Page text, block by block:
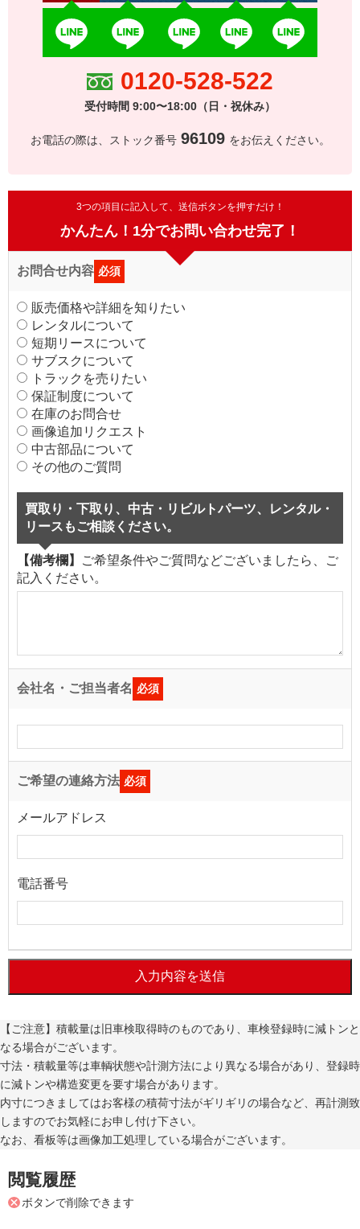
0120-528-522
受付時間 9:00〜18:00（日・祝休み）
お電話の際は、ストック番号 96109 をお伝えください。
3つの項目に記入して、送信ボタンを押すだけ！
かんたん！1分でお問い合わせ完了！
お問合せ内容 必須
販売価格や詳細を知りたい
レンタルについて
短期リースについて
サブスクについて
トラックを売りたい
保証制度について
在庫のお問合せ
画像追加リクエスト
中古部品について
その他のご質問
買取り・下取り、中古・リビルトパーツ、レンタル・
リースもご相談ください。
【備考欄】
ご希望条件やご質問などございましたら、ご
記入ください。
会社名・ご担当者名 必須
ご希望の連絡方法 必須
メールアドレス
電話番号
入力内容を送信
【ご注意】積載量は旧車検取得時のものであり、車検登録時に減トンと
なる場合がございます。
寸法・積載量等は車輌状態や計測方法により異なる場合があり、登録時
に減トンや構造変更を要す場合があります。
内寸につきましてはお客様の積荷寸法がギリギリの場合など、再計測致
しますのでお気軽にお申し付け下さい。
なお、看板等は画像加工処理している場合がございます。
閲覧履歴
ボタンで削除できます